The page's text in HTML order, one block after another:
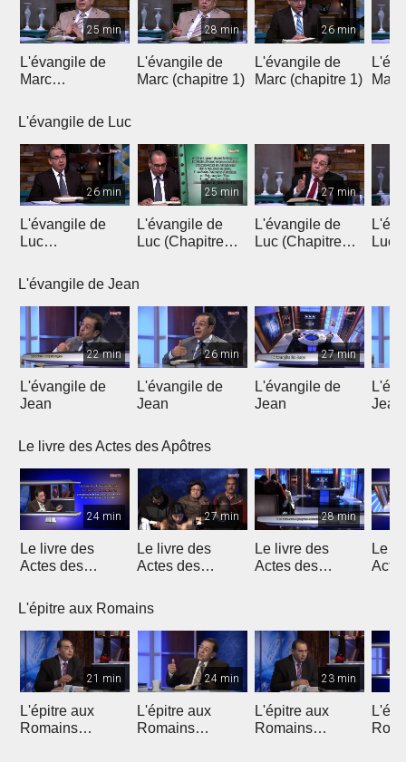
25 min
L'évangile de
Marc
28 min
L'évangile de
Marc (chapitre 1)
26 min
L'évangile de
Marc (chapitre 1)
L'évangile de Luc
26 min
L'évangile de
Luc
25 min
L'évangile de
Luc (Chapitre
27 min
L'évangile de
Luc (Chapitre
Luc
L'évangile de Jean
22 min
L'évangile de
Jean
26 min
L'évangile de
Jean
27 min
L'évangile de
Jean
Jean
Le livre des Actes des Apôtres
24 min
Le livre des
Actes des
27 min
Le livre des
Actes des
28 min
Le livre des
Actes des
Le
L'épitre aux Romains
21 min
L'épitre aux
Romains
24 min
L'épitre aux
Romains
23 min
L'épitre aux
Romains